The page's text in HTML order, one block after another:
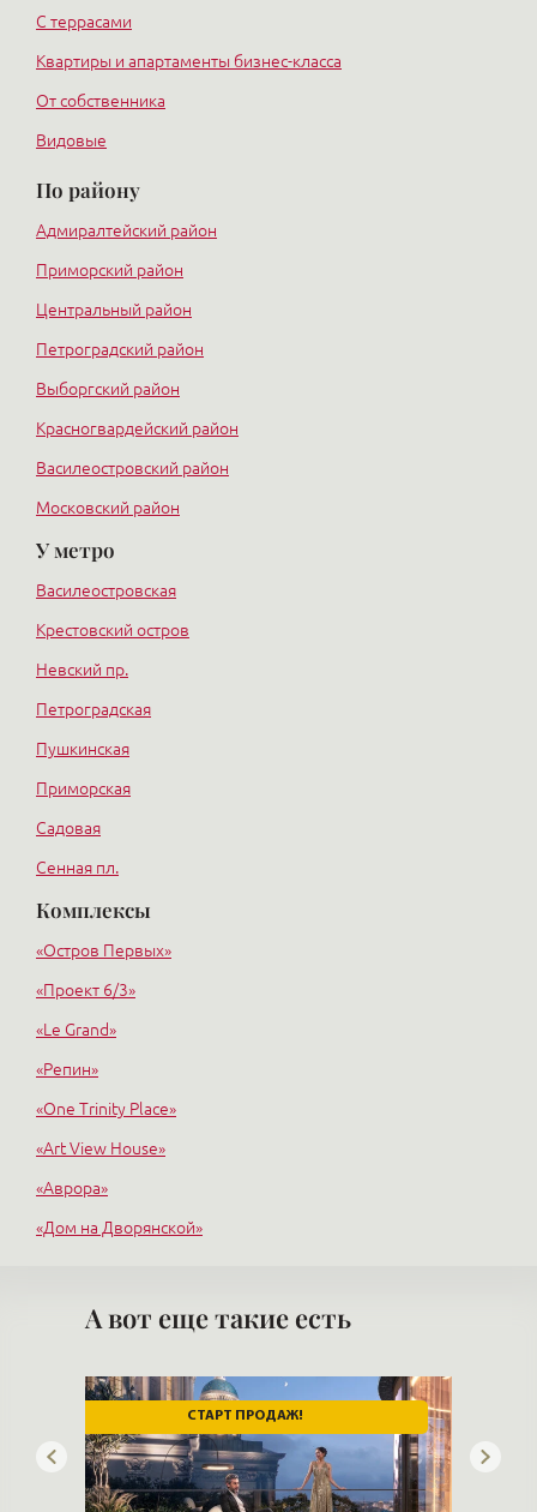
С террасами
Квартиры и апартаменты бизнес-класса
От собственника
Видовые
По району
Адмиралтейский район
Приморский район
Центральный район
Петроградский район
Выборгский район
Красногвардейский район
Василеостровский район
Московский район
Курортный район
У метро
Василеостровская
Крестовский остров
Невский пр.
Петроградская
Пушкинская
Приморская
Садовая
Сенная пл.
Пл. Ленина
Пл. Мужества
Комплексы
«Остров Первых»
«Проект 6/3»
«Le Grand»
«Репин»
«One Trinity Place»
«Art View House»
«Аврора»
«Дом на Дворянской»
«Новая История»
А вот еще такие есть
ДЕРЖИТЕ ДЕНЬГИ НА ДЕПОЗИТАХ!